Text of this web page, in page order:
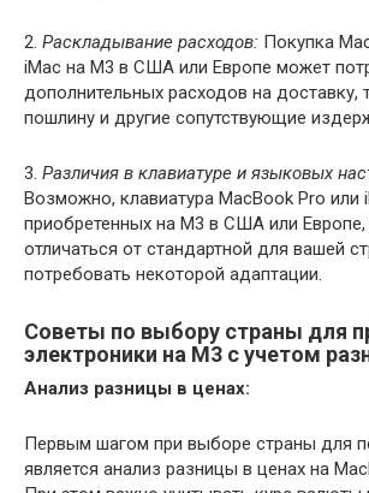
2. Раскладывание расходов: Покупка
iMac на M3 в США или Европе может
дополнительных расходов на доставку,
пошлину и другие сопутствующие
3. Различия в клавиатуре и языковых
Возможно, клавиатура MacBook Pro или
приобретенных на M3 в США или Европе,
отличаться от стандартной для вашей
потребовать некоторой адаптации.
Советы по выбору страны для
электроники на M3 с учетом
Анализ разницы в ценах:
Первым шагом при выборе страны для
является анализ разницы в ценах на